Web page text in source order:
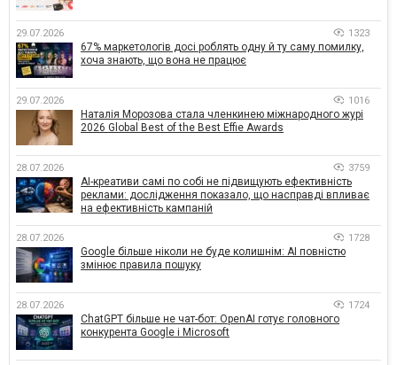
29.07.2026 1323
67% маркетологів досі роблять одну й ту саму помилку,
хоча знають, що вона не працює
29.07.2026 1016
Наталія Морозова стала членкинею міжнародного журі
2026 Global Best of the Best Effie Awards
28.07.2026 3759
AI-креативи самі по собі не підвищують ефективність
реклами: дослідження показало, що насправді впливає
на ефективність кампаній
28.07.2026 1728
Google більше ніколи не буде колишнім: AI повністю
змінює правила пошуку
28.07.2026 1724
ChatGPT більше не чат-бот: OpenAI готує головного
конкурента Google і Microsoft